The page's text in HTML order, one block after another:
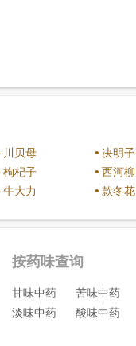
川贝母 • 决明子
枸杞子 • 西河柳
牛大力 • 款冬花
按药味查询
甘味中药 苦味中药
淡味中药
酸味中药